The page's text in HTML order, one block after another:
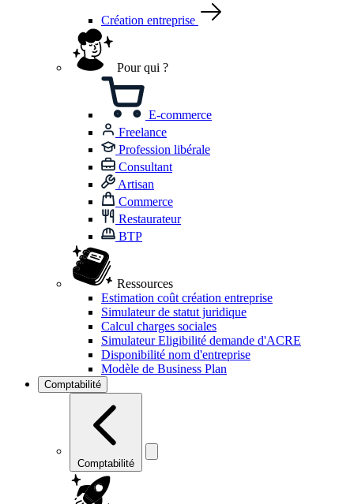
Création entreprise
Pour qui ?
E-commerce
Freelance
Profession libérale
Consultant
Artisan
Commerce
Restaurateur
BTP
Ressources
Estimation coût création entreprise
Simulateur de statut juridique
Calcul charges sociales
Simulateur Eligibilité demande d'ACRE
Disponibilité nom d'entreprise
Modèle de Business Plan
Comptabilité
Comptabilité